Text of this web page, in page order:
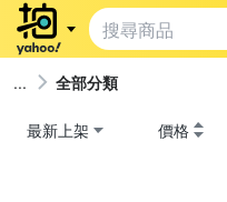
全部分類
最新上架 價格